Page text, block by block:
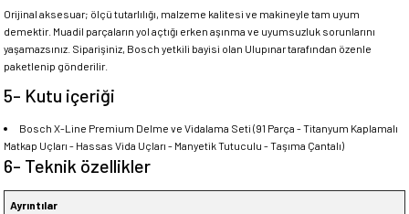
Orijinal aksesuar; ölçü tutarlılığı, malzeme kalitesi ve makineyle tam uyum
demektir. Muadil parçaların yol açtığı erken aşınma ve uyumsuzluk sorunlarını
yaşamazsınız. Siparişiniz, Bosch yetkili bayisi olan Ulupınar tarafından özenle
paketlenip gönderilir.
5- Kutu içeriği
Bosch X-Line Premium Delme ve Vidalama Seti (91 Parça - Titanyum Kaplamalı
Matkap Uçları - Hassas Vida Uçları - Manyetik Tutuculu - Taşıma Çantalı)
6- Teknik özellikler
Ayrıntılar